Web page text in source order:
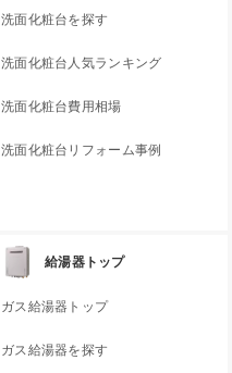
洗面化粧台を探す
洗面化粧台人気ランキング
洗面化粧台費用相場
洗面化粧台リフォーム事例
給湯器トップ
ガス給湯器トップ
ガス給湯器を探す